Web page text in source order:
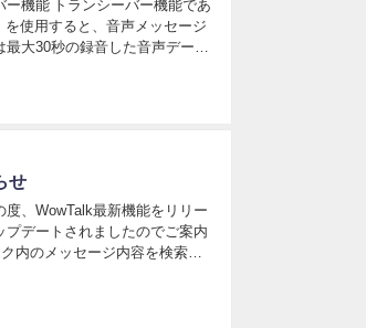
ー機能 トランシーバー機能であ
使用すると、音声メッセージ
大30秒の録音した音声データ
せ
、WowTalk最新機能をリリー
プデートされましたのでご案内